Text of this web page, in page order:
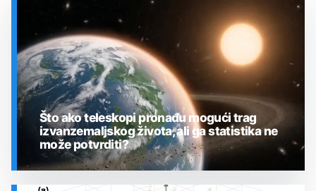
Što ako teleskopi pronađu mogući trag
izvanzemaljskog života, ali ga statistika ne
može potvrditi?